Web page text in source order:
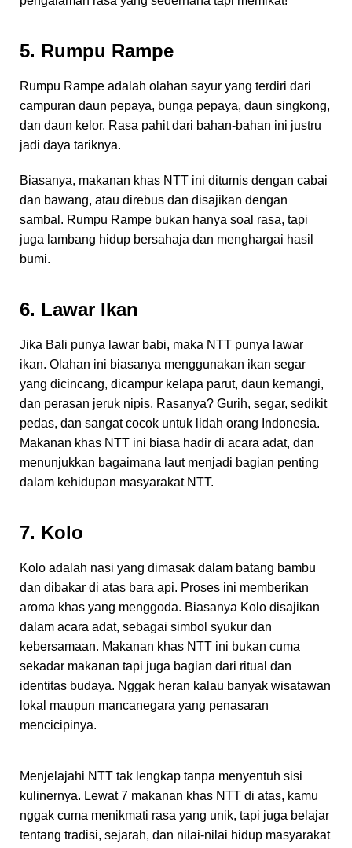
5. Rumpu Rampe
Rumpu Rampe adalah olahan sayur yang terdiri dari
campuran daun pepaya, bunga pepaya, daun singkong,
dan daun kelor. Rasa pahit dari bahan-bahan ini justru
jadi daya tariknya.
Biasanya, makanan khas NTT ini ditumis dengan cabai
dan bawang, atau direbus dan disajikan dengan
sambal. Rumpu Rampe bukan hanya soal rasa, tapi
juga lambang hidup bersahaja dan menghargai hasil
bumi.
6. Lawar Ikan
Jika Bali punya lawar babi, maka NTT punya lawar
ikan. Olahan ini biasanya menggunakan ikan segar
yang dicincang, dicampur kelapa parut, daun kemangi,
dan perasan jeruk nipis. Rasanya? Gurih, segar, sedikit
pedas, dan sangat cocok untuk lidah orang Indonesia.
Makanan khas NTT ini biasa hadir di acara adat, dan
menunjukkan bagaimana laut menjadi bagian penting
dalam kehidupan masyarakat NTT.
7. Kolo
Kolo adalah nasi yang dimasak dalam batang bambu
dan dibakar di atas bara api. Proses ini memberikan
aroma khas yang menggoda. Biasanya Kolo disajikan
dalam acara adat, sebagai simbol syukur dan
kebersamaan. Makanan khas NTT ini bukan cuma
sekadar makanan tapi juga bagian dari ritual dan
identitas budaya. Nggak heran kalau banyak wisatawan
lokal maupun mancanegara yang penasaran
mencicipinya.
Menjelajahi NTT tak lengkap tanpa menyentuh sisi
kulinernya. Lewat 7 makanan khas NTT di atas, kamu
nggak cuma menikmati rasa yang unik, tapi juga belajar
tentang tradisi, sejarah, dan nilai-nilai hidup masyarakat